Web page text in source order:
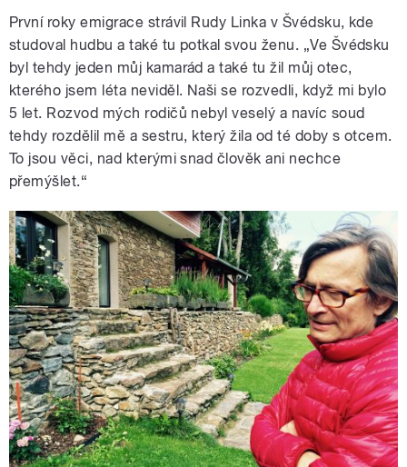
První roky emigrace strávil Rudy Linka v Švédsku, kde
studoval hudbu a také tu potkal svou ženu. „Ve Švédsku
byl tehdy jeden můj kamarád a také tu žil můj otec,
kterého jsem léta neviděl. Naši se rozvedli, když mi bylo
5 let. Rozvod mých rodičů nebyl veselý a navíc soud
tehdy rozdělil mě a sestru, který žila od té doby s otcem.
To jsou věci, nad kterými snad člověk ani nechce
přemýšlet.“